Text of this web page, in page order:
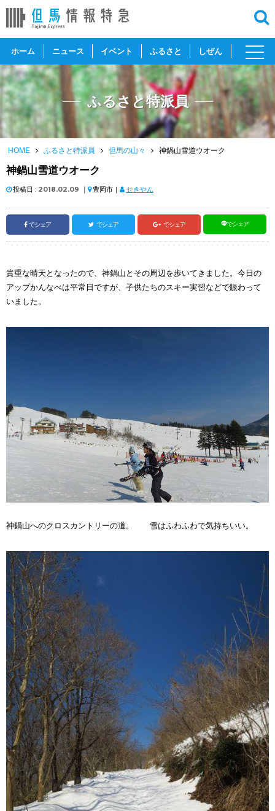
ホーム ニュース イベント ふるさと しぜん
toggle
ふるさと特派員
HOME ふるさと特派員 但馬の山々 神鍋山雪道ウオーク
神鍋山雪道ウオーク
投稿日 : 2018.02.09 ｜ 豊岡市｜ せきやん
でシェア でシェア でシェア でシェア
貴重な晴天となったので、神鍋山とその周辺を歩いてきました。今日の
アップかんなべは平常日ですが、子供たちのスキー実習などで賑わって
いました。
神鍋山へのクロスカントリーの道。 雪はふわふわで気持ちいい。